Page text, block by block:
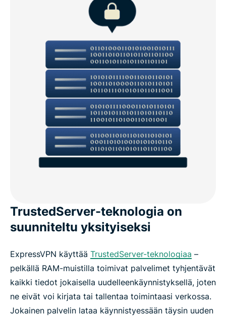
TrustedServer-teknologia on
suunniteltu yksityiseksi
ExpressVPN käyttää TrustedServer-teknologiaa –
pelkällä RAM-muistilla toimivat palvelimet tyhjentävät
kaikki tiedot jokaisella uudelleenkäynnistyksellä, joten
ne eivät voi kirjata tai tallentaa toimintaasi verkossa.
Jokainen palvelin lataa käynnistyessään täysin uuden